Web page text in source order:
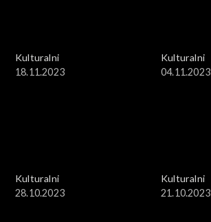
Kulturalni
18.11.2023
Kulturalni
04.11.2023
Kulturalni
28.10.2023
Kulturalni
21.10.2023